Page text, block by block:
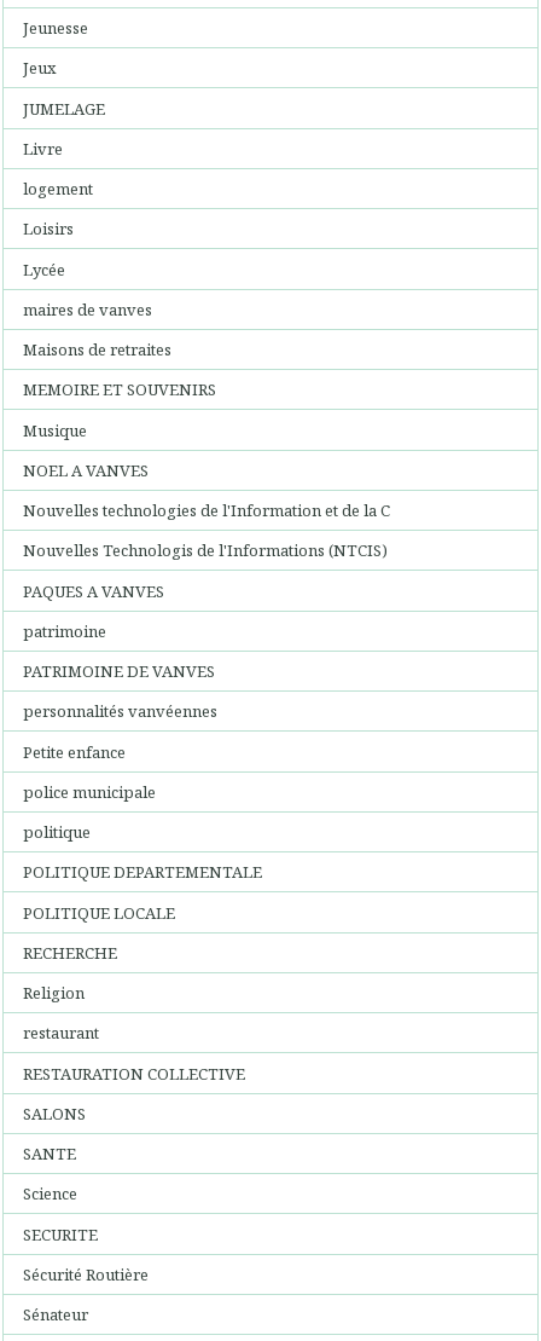
Jeunesse
Jeux
JUMELAGE
Livre
logement
Loisirs
Lycée
maires de vanves
Maisons de retraites
MEMOIRE ET SOUVENIRS
Musique
NOEL A VANVES
Nouvelles technologies de l'Information et de la C
Nouvelles Technologis de l'Informations (NTCIS)
PAQUES A VANVES
patrimoine
PATRIMOINE DE VANVES
personnalités vanvéennes
Petite enfance
police municipale
politique
POLITIQUE DEPARTEMENTALE
POLITIQUE LOCALE
RECHERCHE
Religion
restaurant
RESTAURATION COLLECTIVE
SALONS
SANTE
Science
SECURITE
Sécurité Routière
Sénateur